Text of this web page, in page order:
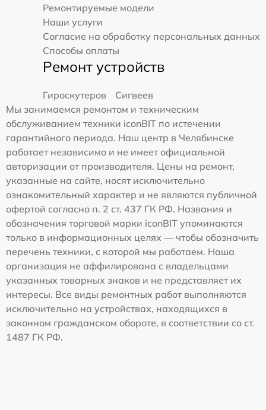
Ремонтируемые модели
Наши услуги
Согласие на обработку персональных данных
Способы оплаты
Ремонт устройств
Гироскутеров
Сигвеев
Мы занимаемся ремонтом и техническим
обслуживанием техники iconBIT по истечении
гарантийного периода. Наш центр в Челябинске
работает независимо и не имеет официальной
авторизации от производителя. Цены на ремонт,
указанные на сайте, носят исключительно
ознакомительный характер и не являются публичной
офертой согласно п. 2 ст. 437 ГК РФ. Названия и
обозначения торговой марки iconBIT упоминаются
только в информационных целях — чтобы обозначить
перечень техники, с которой мы работаем. Наша
организация не аффилирована с владельцами
указанных товарных знаков и не представляет их
интересы. Все виды ремонтных работ выполняются
исключительно на устройствах, находящихся в
законном гражданском обороте, в соответствии со ст.
1487 ГК РФ.